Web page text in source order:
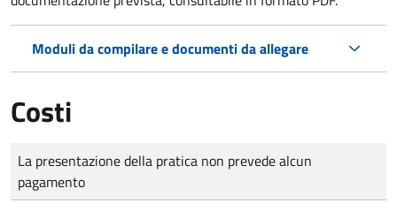
Moduli da compilare e documenti da allegare
Costi
Tipo di pagamento
Importo
La presentazione della pratica non prevede alcun
pagamento